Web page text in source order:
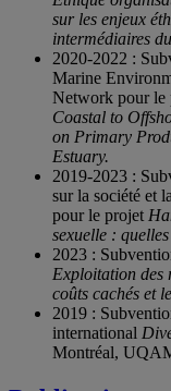
sur les enjeux
intermédiaires
2020-2022 :
Marine
Network pour le
Coastal to
on Primary
Estuary.
2019-2023 :
sur la société et
pour le projet
sexuelle :
2023 :
Exploitation des
coûts cachés et
2019 :
international
Montréal,